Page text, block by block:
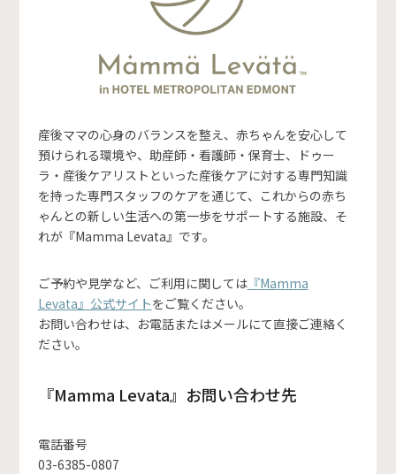
産後ママの心身のバランスを整え、赤ちゃんを安心して
預けられる環境や、助産師・看護師・保育士、ドゥー
ラ・産後ケアリストといった産後ケアに対する専門知識
を持った専門スタッフのケアを通じて、これからの赤ち
ゃんとの新しい生活への第一歩をサポートする施設、そ
れが『Mamma Levata』です。
ご予約や見学など、ご利用に関しては『Mamma
Levata』公式サイトをご覧ください。
お問い合わせは、お電話またはメールにて直接ご連絡く
ださい。
『Mamma Levata』お問い合わせ先
電話番号
03-6385-0807